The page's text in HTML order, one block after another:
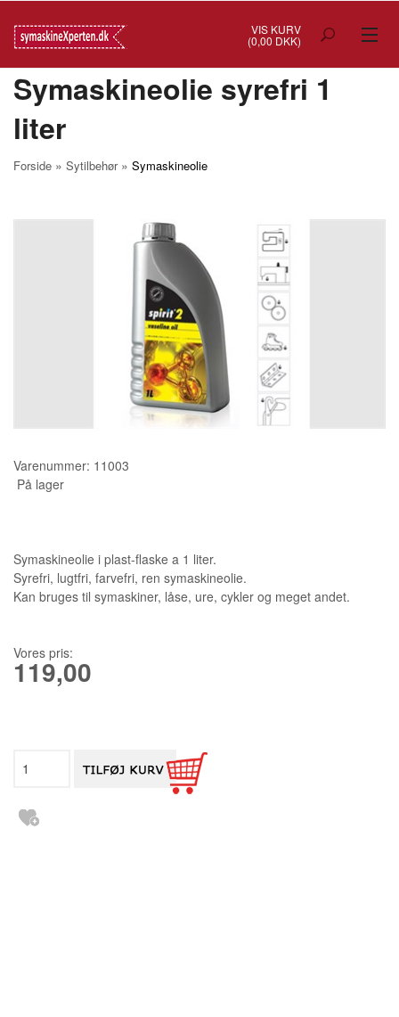
VIS KURV
(0,00 DKK)
TILBUD
SYMASKINER
KURSER
SCANNCUT
Symaskineolie syrefri 1
liter
Forside » Sytilbehør» Symaskineolie
Varenummer: 11003
På lager
Symaskineolie i plast-flaske a 1 liter.
Syrefri, lugtfri, farvefri, ren symaskineolie.
Kan bruges til symaskiner, låse, ure, cykler og meget andet.
Vores pris:
119,00